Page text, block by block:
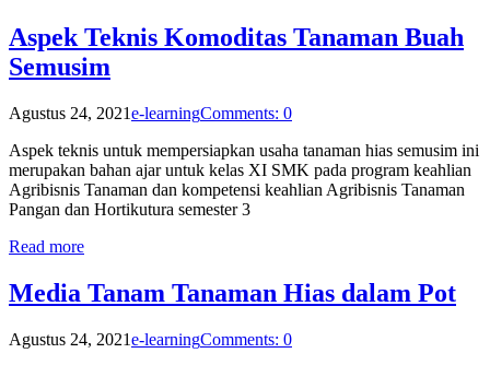
Aspek Teknis Komoditas Tanaman Buah
Semusim
Agustus 24, 2021e-learningComments: 0
Aspek teknis untuk mempersiapkan usaha tanaman hias semusim ini
merupakan bahan ajar untuk kelas XI SMK pada program keahlian
Agribisnis Tanaman dan kompetensi keahlian Agribisnis Tanaman
Pangan dan Hortikutura semester 3
Read more
Media Tanam Tanaman Hias dalam Pot
Agustus 24, 2021e-learningComments: 0